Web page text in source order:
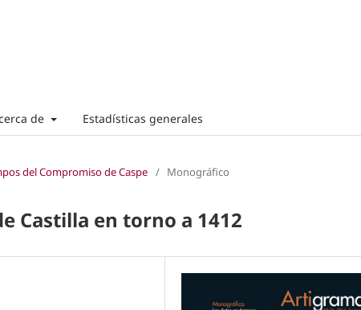
de Estadísticas generales
del Compromiso de Caspe / Monográfico
Castilla en torno a 1412